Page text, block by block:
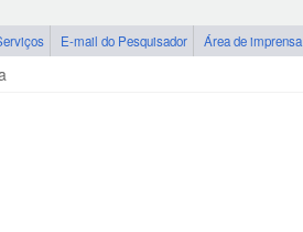
E-mail do Pesquisador Área de imprensa